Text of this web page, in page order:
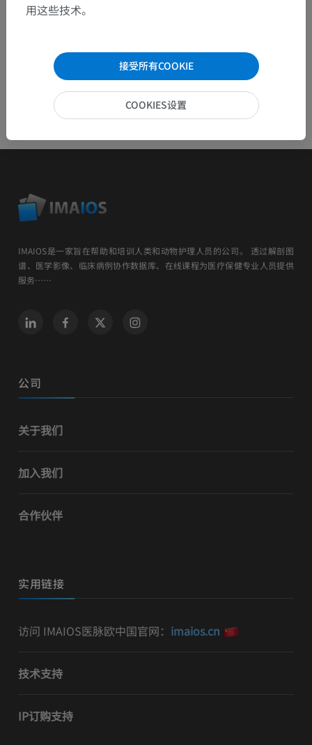
IMAIOS是一家旨在帮助和培训人类和动物护理人员的公司。 透过解剖图
谱、医学影像、临床病例协作数据库、在线课程为医疗保健专业人员提供
服务……
公司
关于我们
加入我们
合作伙伴
实用链接
访问 IMAIOS医脉欧中国官网： imaios.cn
技术支持
IP订购支持
用这些技术。
接受所有COOKIE
COOKIES设置